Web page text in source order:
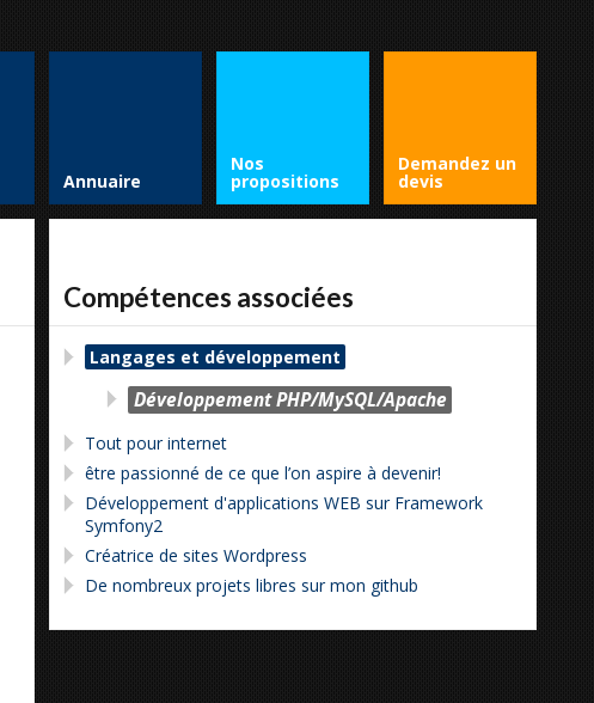
Annuaire
Nos
propositions
Demandez un
devis
Compétences associées
Langages et développement
Développement PHP/MySQL/Apache
Tout pour internet
être passionné de ce que l’on aspire à devenir!
Développement d'applications WEB sur Framework
Symfony2
Créatrice de sites Wordpress
De nombreux projets libres sur mon github